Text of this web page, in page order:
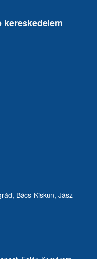
kereskedelem
Bács-Kiskun, Jász-